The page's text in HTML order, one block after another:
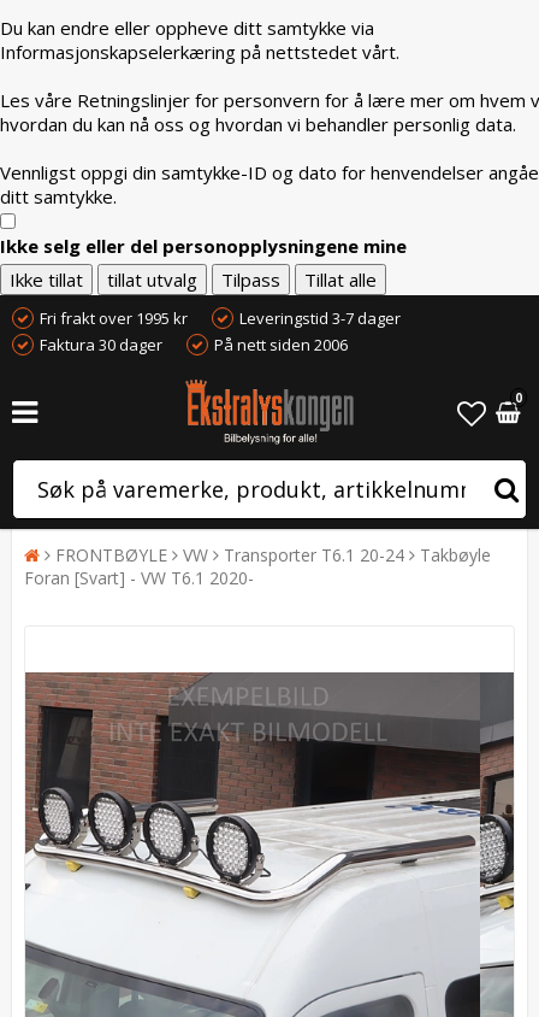
Du kan endre eller oppheve ditt samtykke via
Informasjonskapselerkæring på nettstedet vårt.
Les våre Retningslinjer for personvern for å lære mer om hvem
hvordan du kan nå oss og hvordan vi behandler personlig data.
Vennligst oppgi din samtykke-ID og dato for henvendelser
ditt samtykke.
Ikke selg eller del personopplysningene mine
Ikke tillat
tillat utvalg Tilpass Tillat alle
Fri frakt over 1995 kr
Leveringstid 3-7 dager
Faktura 30 dager
På nett siden 2006
0
FRONTBØYLE VW Transporter T6.1 20-24
Takbøyle
Foran [Svart] - VW T6.1 2020-